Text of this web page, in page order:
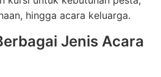
hingga acara keluarga.
Jenis Acara